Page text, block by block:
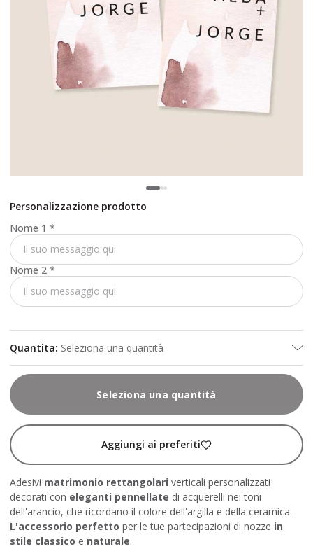
Personalizzazione prodotto
Nome 1 *
Nome 2 *
Quantita: Seleziona una quantità
Seleziona una quantità
Aggiungi ai preferiti
Adesivi matrimonio rettangolari verticali personalizzati
decorati con eleganti pennellate di acquerelli nei toni
dell'arancio, che ricordano il colore dell'argilla e della ceramica.
L'accessorio perfetto per le tue partecipazioni di nozze in
stile classico e naturale.